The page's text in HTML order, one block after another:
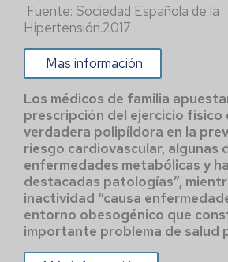
Fuente: Sociedad Española de la
Hipertensión.2017
Mas información
Los médicos de familia
prescripción del ejercicio físico
verdadera polipíldora en la
riesgo cardiovascular, algunas
enfermedades metabólicas y
destacadas patologías”,
inactividad “causa
entorno obesogénico que
importante problema de salud